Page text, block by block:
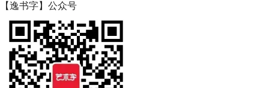
【逸书字】公众号